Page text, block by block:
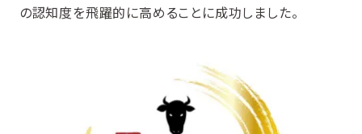
の認知度を飛躍的に高めることに成功しました。